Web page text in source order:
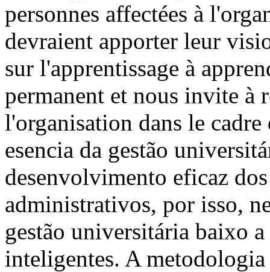
personnes affectées à
devraient apporter leur
sur l'apprentissage à
permanent et nous invite à
l'organisation dans le
esencia da gestão
desenvolvimento eficaz
administrativos, por isso,
gestão universitária baixo
inteligentes. A